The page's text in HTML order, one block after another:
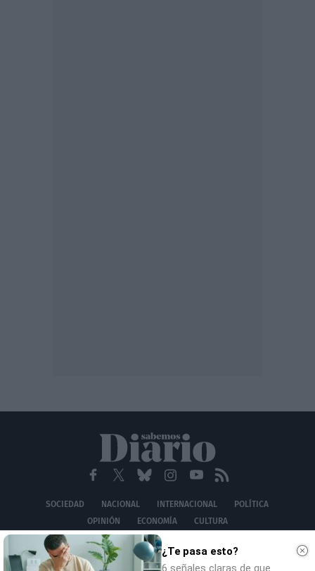
SOCIEDAD NACIONAL INTERNACIONAL
POLÍTICA
OPINIÓN
ECONOMÍA CULTURA
EQUIPO AVISO LEGAL POLÍTICA DE PRIVACIDAD
CONTACTO
¿Te pasa esto?
6 señales claras de que